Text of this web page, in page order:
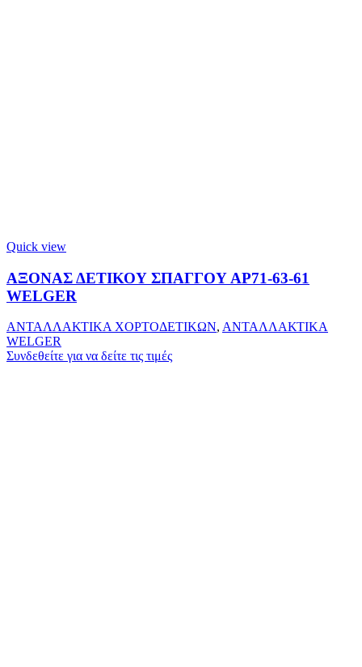
Quick view
ΑΞΟΝΑΣ ΔΕΤΙΚΟΥ ΣΠΑΓΓΟΥ ΑΡ71-63-61
WELGER
ΑΝΤΑΛΛΑΚΤΙΚΑ ΧΟΡΤΟΔΕΤΙΚΩΝ, ΑΝΤΑΛΛΑΚΤΙΚΑ
WELGER
Συνδεθείτε για να δείτε τις τιμές